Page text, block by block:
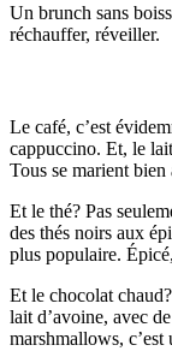
Un brunch sans
réchauffer, réveiller.
Le café, c’est
cappuccino. Et, le
Tous se marient bien
Et le thé? Pas
des thés noirs aux
plus populaire.
Et le chocolat
lait d’avoine, avec
marshmallows,